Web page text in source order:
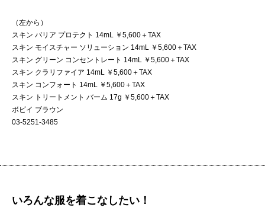
（左から）
スキン バリア プロテクト 14mL ￥5,600＋TAX
スキン モイスチャー ソリューション 14mL ￥5,600＋TAX
スキン グリーン コンセントレート 14mL ￥5,600＋TAX
スキン クラリファイア 14mL ￥5,600＋TAX
スキン コンフォート 14mL ￥5,600＋TAX
スキン トリートメント バーム 17g ￥5,600＋TAX
ボビイ ブラウン
03-5251-3485
いろんな服を着こなしたい！